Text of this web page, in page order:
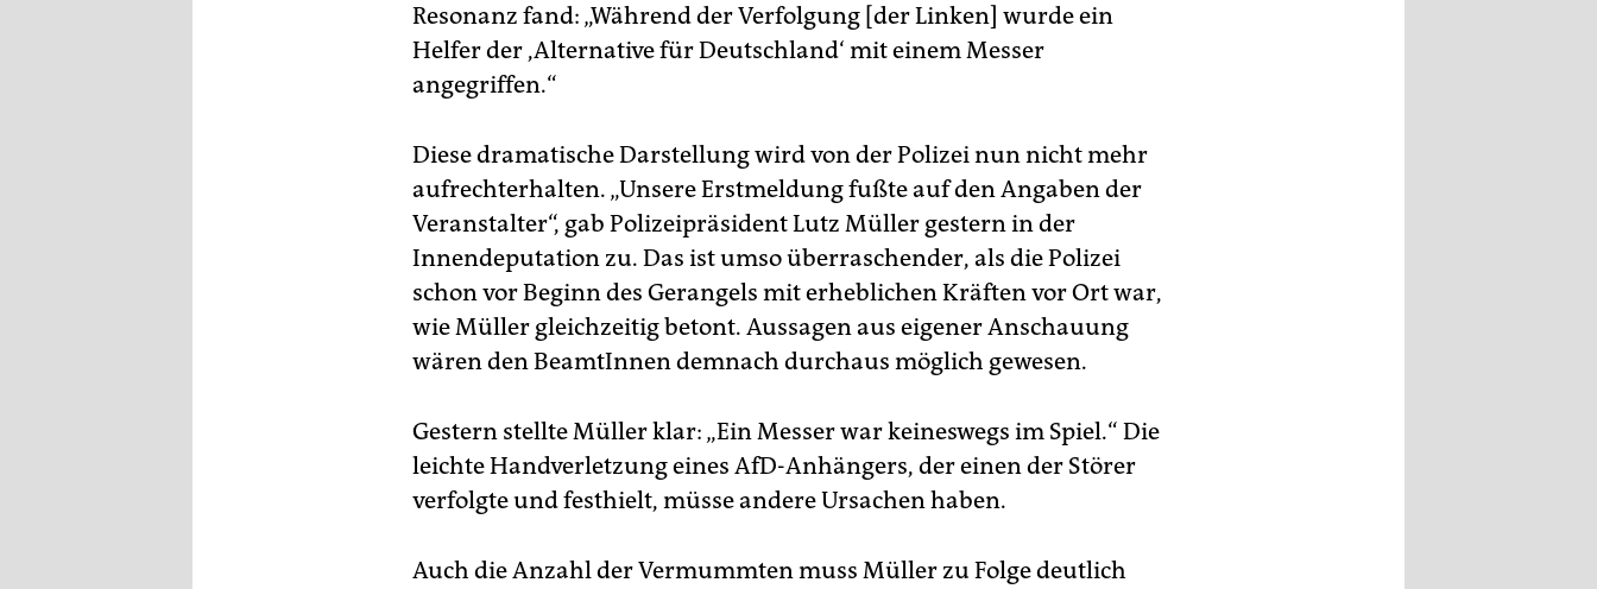
Resonanz fand: „Während der Verfolgung [der Linken] wurde ein
Helfer der ,Alternative für Deutschland‘ mit einem Messer
angegriffen.“
Diese dramatische Darstellung wird von der Polizei nun nicht mehr
aufrechterhalten. „Unsere Erstmeldung fußte auf den Angaben der
Veranstalter“, gab Polizeipräsident Lutz Müller gestern in der
Innendeputation zu. Das ist umso überraschender, als die Polizei
schon vor Beginn des Gerangels mit erheblichen Kräften vor Ort war,
wie Müller gleichzeitig betont. Aussagen aus eigener Anschauung
wären den BeamtInnen demnach durchaus möglich gewesen.
Gestern stellte Müller klar: „Ein Messer war keineswegs im Spiel.“ Die
leichte Handverletzung eines AfD-Anhängers, der einen der Störer
verfolgte und festhielt, müsse andere Ursachen haben.
Auch die Anzahl der Vermummten muss Müller zu Folge deutlich